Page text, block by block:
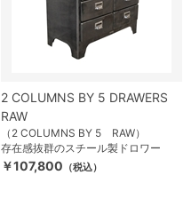
2 COLUMNS BY 5 DRAWERS
RAW
（2 COLUMNS BY 5 RAW）
存在感抜群のスチール製ドロワー
￥107,800 （税込）